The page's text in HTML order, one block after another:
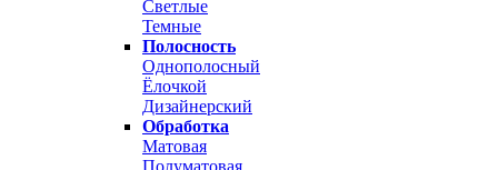
Светлые
Темные
Полосность
Однополосный
Ёлочкой
Дизайнерский
Обработка
Матовая